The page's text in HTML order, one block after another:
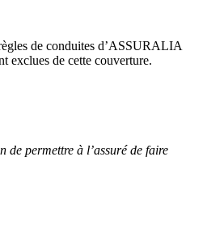
de conduites d’ASSURALIA
exclues de cette couverture.
de permettre à l’assuré de faire